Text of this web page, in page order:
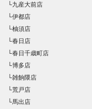
└九産大前店
└伊都店
└柚須店
└春日店
└春日千歳町店
└博多店
└雑餉隈店
└荒戸店
└馬出店